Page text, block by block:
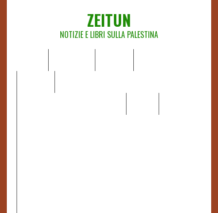
ZEITUN
NOTIZIE E LIBRI SULLA PALESTINA